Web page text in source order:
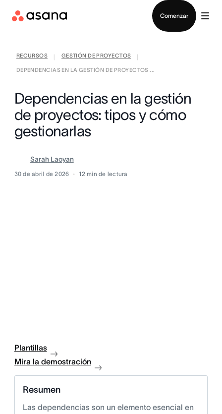
Comenzar
RECURSOS GESTIÓN DE PROYECTOS
DEPENDENCIAS EN LA GESTIÓN DE PROYECTOS ...
Dependencias en la gestión
de proyectos: tipos y cómo
gestionarlas
Sarah Laoyan
30 de abril de 2026 12 min de lectura
Plantillas
Mira la demostración
Resumen
Las dependencias son un elemento esencial en